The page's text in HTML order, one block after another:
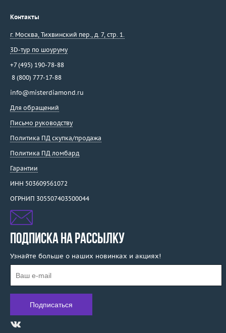
Контакты
г. Москва, Тихвинский пер., д. 7, стр. 1.
3D-тур по шоуруму
+7 (495) 190-78-88
8 (800) 777-17-88
info@misterdiamond.ru
Для обращений
Письмо руководству
Политика ПД скупка/продажа
Политика ПД ломбард
Гарантии
ИНН 503609561072
ОГРНИП 305507403500044
ПОДПИСКА НА РАССЫЛКУ
Узнайте больше о наших новинках и акциях!